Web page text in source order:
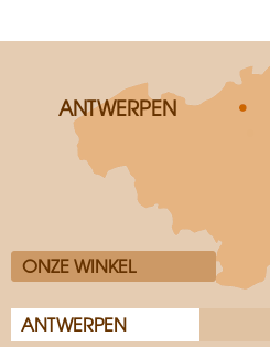
ANTWERPEN
ONZE WINKEL
ANTWERPEN